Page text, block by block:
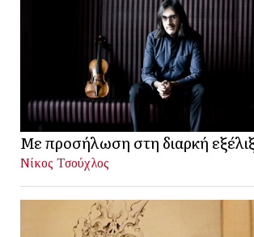
Με προσήλωση στη διαρκή
Νίκος Τσούχλος